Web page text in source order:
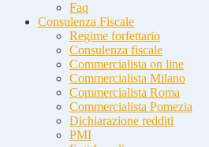
Faq
Consulenza Fiscale
Regime forfettario
Consulenza fiscale
Commercialista on line
Commercialista Milano
Commercialista Roma
Commercialista Pomezia
Dichiarazione redditi
PMI